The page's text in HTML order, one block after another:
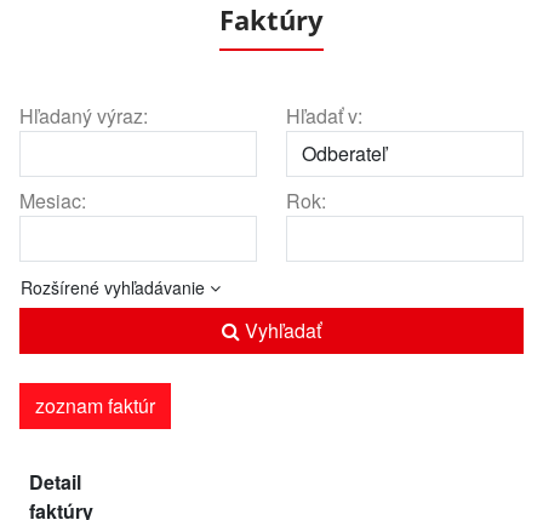
Faktúry
Hľadaný výraz: Hľadať v:
Mesiac: Rok:
Rozšírené vyhľadávanie
Vyhľadať
zoznam faktúr
Detail
faktúry